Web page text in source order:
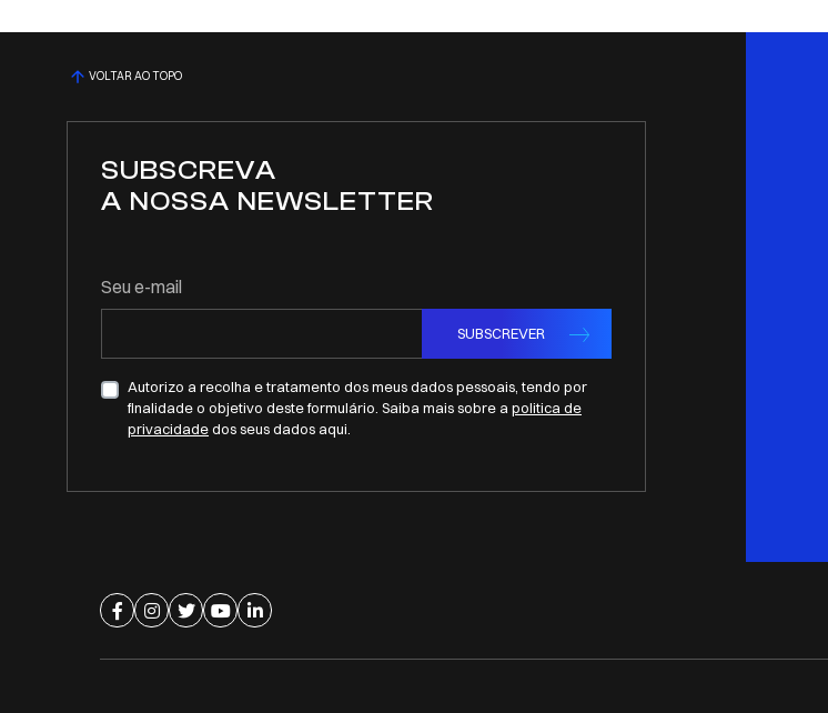
VOLTAR AO TOPO
SUBSCREVA
A NOSSA NEWSLETTER
Seu e-mail
SUBSCREVER
Autorizo a recolha e tratamento dos meus dados pessoais, tendo por
finalidade o objetivo deste formulário. Saiba mais sobre a politica de
privacidadedos seus dados aqui.
Ir para página de facebook
Ir para página de instagram
Ir para página de twitter
Ir para página de youtube
Ir para página de linkedin